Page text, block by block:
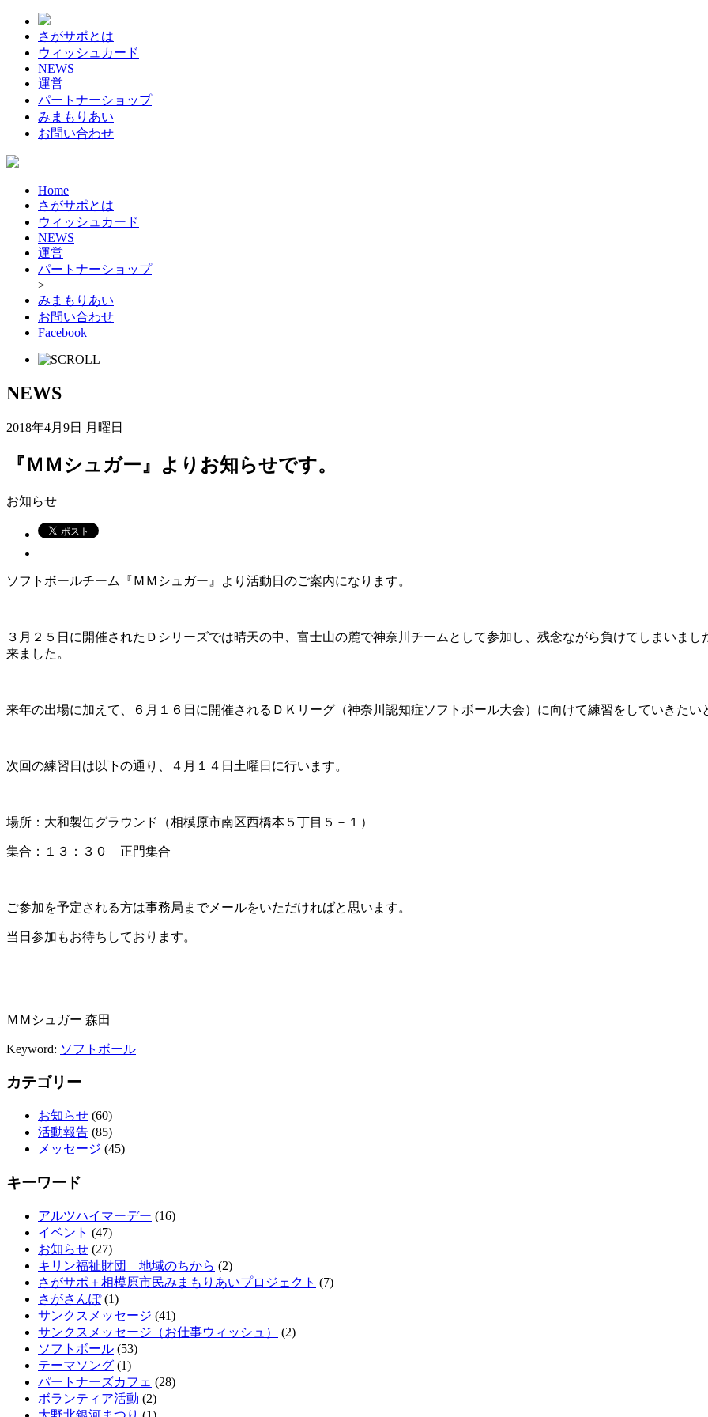
さがサポとは
ウィッシュカード
NEWS
運営
パートナーショップ
みまもりあい
お問い合わせ
Home
さがサポとは
ウィッシュカード
NEWS
運営
パートナーショップ
>
みまもりあい
お問い合わせ
Facebook
NEWS
2018年4月9日 月曜日
『ＭＭシュガー』よりお知らせです。
お知らせ
ソフトボールチーム『ＭＭシュガー』より活動日のご案内になります。
３月２５日に開催されたＤシリーズでは晴天の中、富士山の麓で神奈川チームとして参加し、残念ながら負けてしまいま
来ました。
来年の出場に加えて、６月１６日に開催されるＤＫリーグ（神奈川認知症ソフトボール大会）に向けて練習をしていきたい
次回の練習日は以下の通り、４月１４日土曜日に行います。
場所：大和製缶グラウンド（相模原市南区西橋本５丁目５－１）
集合：１３：３０ 正門集合
ご参加を予定される方は事務局までメールをいただければと思います。
当日参加もお待ちしております。
ＭＭシュガー 森田
Keyword: ソフトボール
カテゴリー
お知らせ (60)
活動報告 (85)
メッセージ (45)
キーワード
アルツハイマーデー (16)
イベント (47)
お知らせ (27)
キリン福祉財団 地域のちから (2)
さがサポ＋相模原市民みまもりあいプロジェクト (7)
さがさんぽ(1)
サンクスメッセージ (41)
サンクスメッセージ（お仕事ウィッシュ）
(2)
ソフトボール (53)
テーマソング (1)
パートナーズカフェ (28)
ボランティア活動 (2)